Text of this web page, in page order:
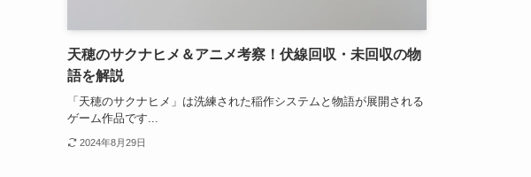
天穂のサクナヒメ＆アニメ考察！伏線回収・未回収の物
語を解説
「天穂のサクナヒメ」は洗練された稲作システムと物語が展開される
ゲーム作品です...
2024年8月29日